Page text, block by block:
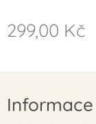
299,00 Kč